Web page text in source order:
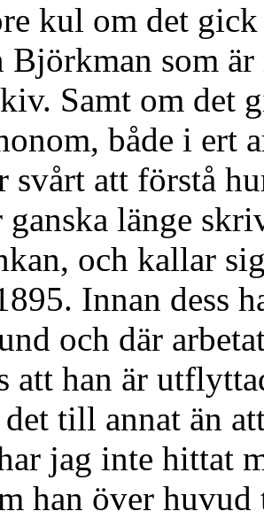
kul om det gick
som är
Samt om det
både i ert
svårt att förstå
ganska länge
och kallar
Innan dess
och där
att han är
till annat än
jag inte hittat
han över huvud